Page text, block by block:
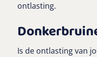
ontlasting.
Is de ontlasting van